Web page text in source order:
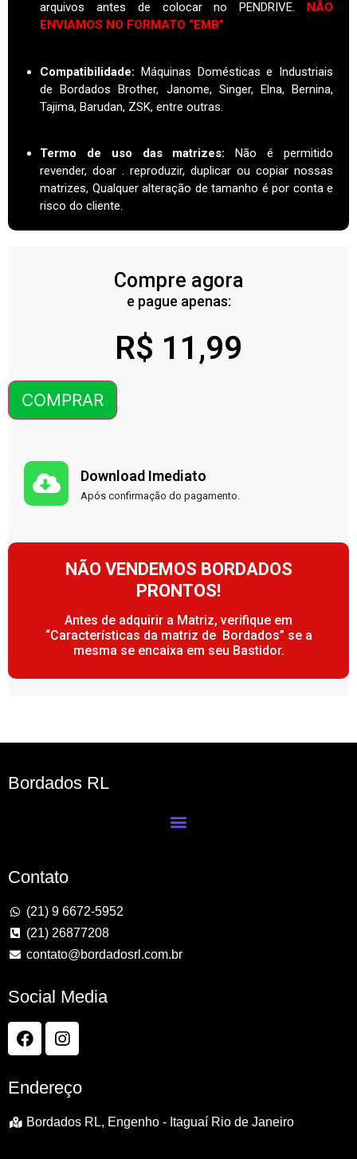
arquivos antes de colocar no PENDRIVE.
NÃO
ENVIAMOS NO FORMATO “EMB”
Compatibilidade: Máquinas Domésticas e Industriais
de Bordados Brother, Janome, Singer, Elna, Bernina,
Tajima, Barudan, ZSK, entre outras.
Termo de uso das matrizes:
Não é permitido
revender, doar . reproduzir, duplicar ou copiar nossas
matrizes, Qualquer alteração de tamanho é por conta e
risco do cliente.
Compre agora
e pague apenas:
R$ 11,99
COMPRAR
Download Imediato
Após confirmação do pagamento.
NÃO VENDEMOS BORDADOS
PRONTOS!
Antes de adquirir a Matriz, verifique em
“Características da matriz de Bordados” se a
mesma se encaixa em seu Bastidor.
Bordados RL
Contato
(21) 9 6672-5952
(21) 26877208
contato@bordadosrl.com.br
Social Media
Endereço
Bordados RL, Engenho - Itaguaí Rio de Janeiro